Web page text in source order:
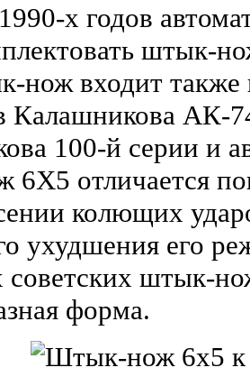
х годов
штык-
нож входит также
Калашникова АК-
100-й серии и
отличается
колющих
ухудшения его
советских штык-
форма.